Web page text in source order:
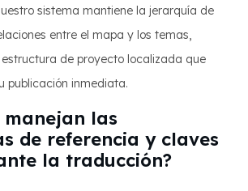
sistema mantiene la jerarquía de
entre el mapa y los temas,
de proyecto localizada que
publicación inmediata.
manejan las
de referencia y claves
la traducción?